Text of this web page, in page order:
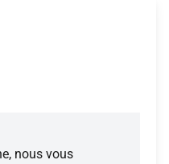
nous vous